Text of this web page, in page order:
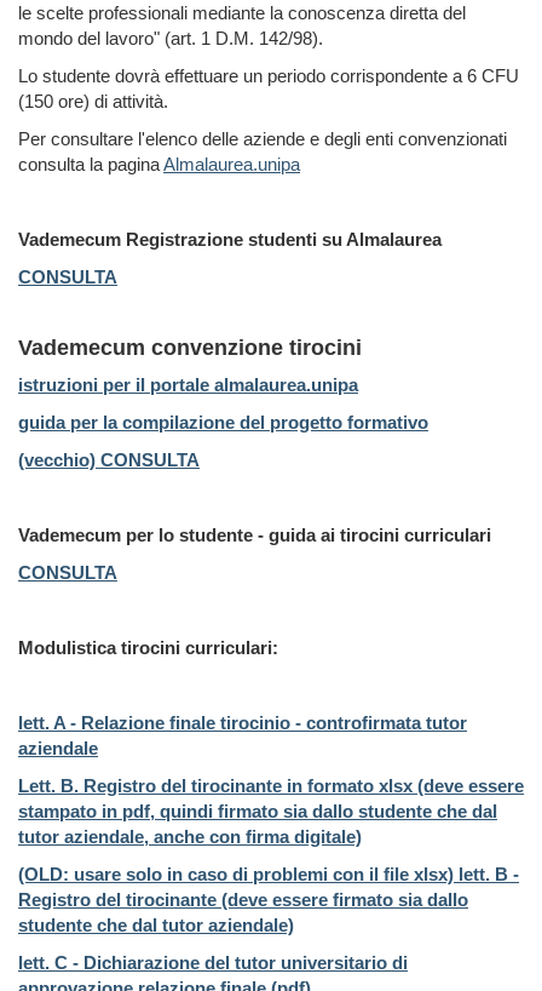
le scelte professionali mediante la conoscenza diretta del
mondo del lavoro" (art. 1 D.M. 142/98).
Lo studente dovrà effettuare un periodo corrispondente a 6 CFU
(150 ore) di attività.
Per consultare l'elenco delle aziende e degli enti convenzionati
consulta la paginaAlmalaurea.unipa
Vademecum Registrazione studenti su Almalaurea
CONSULTA
Vademecum convenzione tirocini
istruzioni per il portale almalaurea.unipa
guida per la compilazione del progetto formativo
(vecchio) CONSULTA
Vademecum per lo studente - guida ai tirocini curriculari
CONSULTA
Modulistica tirocini curriculari:
lett. A - Relazione finale tirocinio - controfirmata tutor
aziendale
Lett. B. Registro del tirocinante in formato xlsx (deve essere
stampato in pdf, quindi firmato sia dallo studente che dal
tutor aziendale, anche con firma digitale)
(OLD: usare solo in caso di problemi con il file xlsx) lett. B -
Registro del tirocinante (deve essere firmato sia dallo
studente che dal tutor aziendale)
lett. C - Dichiarazione del tutor universitario di